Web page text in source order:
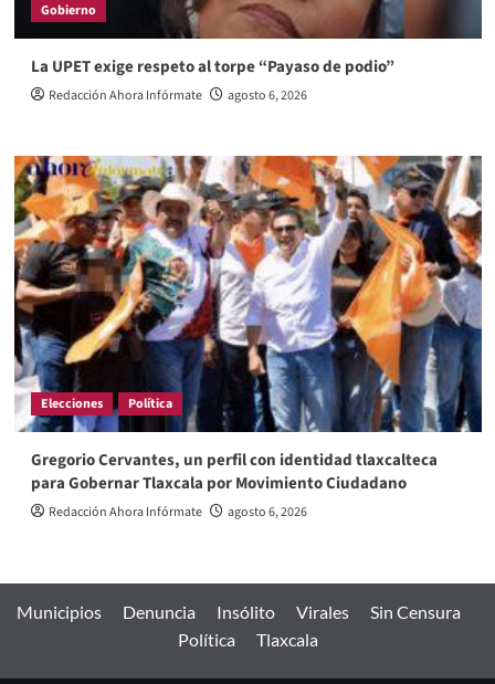
Gobierno
La UPET exige respeto al torpe “Payaso de podio”
Redacción Ahora Infórmate agosto 6, 2026
Elecciones Política
Gregorio Cervantes, un perfil con identidad tlaxcalteca
para Gobernar Tlaxcala por Movimiento Ciudadano
Redacción Ahora Infórmate agosto 6, 2026
Municipios Denuncia Insólito Virales
Sin Censura
Política
Tlaxcala